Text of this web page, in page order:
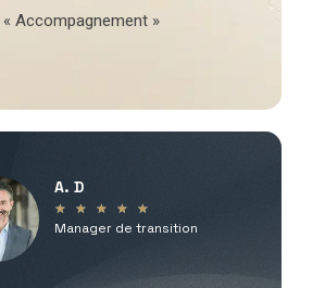
« Accompagnement »
A. D
★ ★ ★ ★ ★
Manager de transition